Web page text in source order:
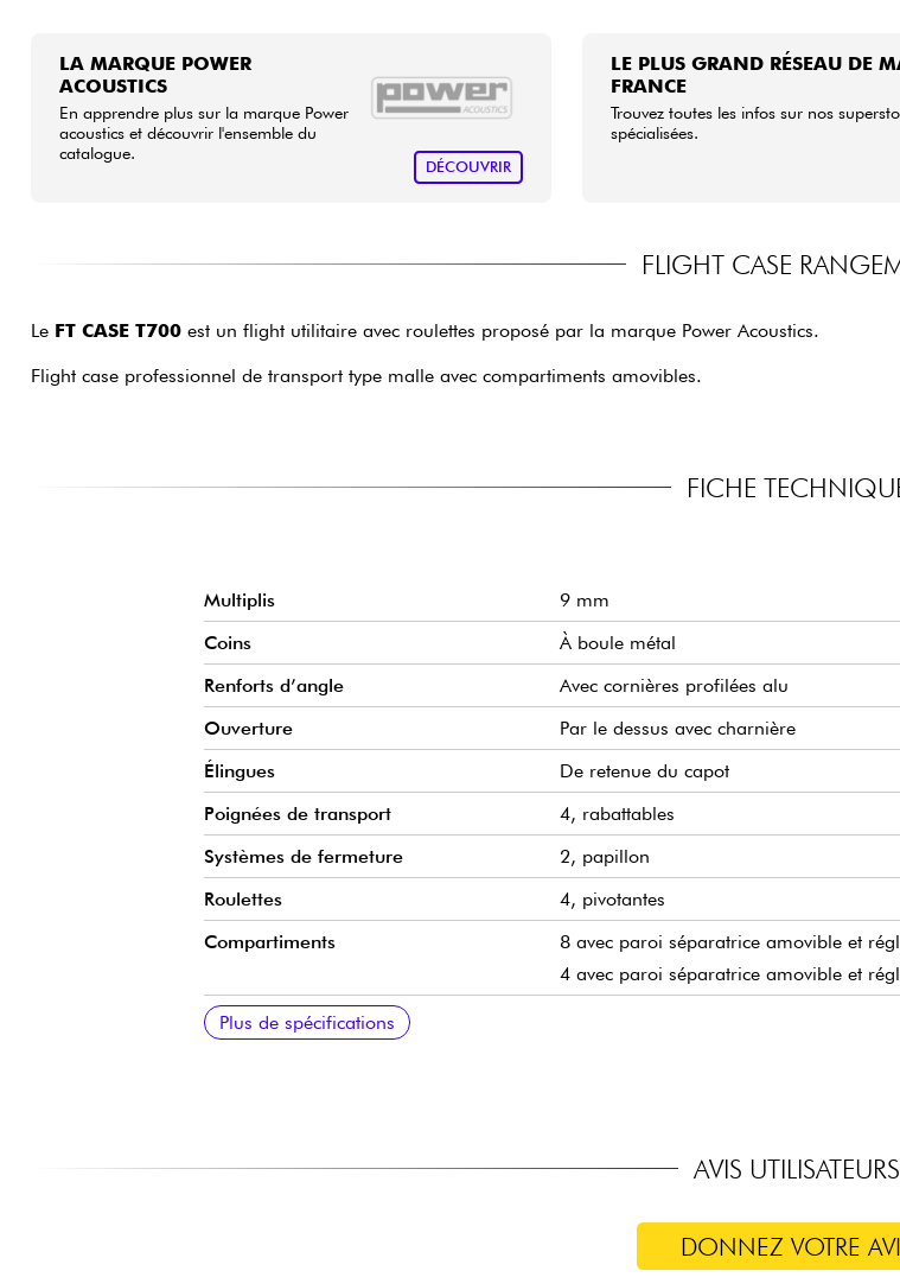
LA MARQUE POWER
ACOUSTICS
En apprendre plus sur la marque Power
acoustics et découvrir l'ensemble du
catalogue.
DÉCOUVRIR
LE PLUS GRAND RÉSEAU DE
FRANCE
Trouvez toutes les infos sur nos
spécialisées.
FLIGHT CASE
Le FT CASE T700est un flight utilitaire avec roulettes proposé par la marque Power Acoustics.
Flight case professionnel de transport type malle avec compartiments amovibles.
FICHE
Multiplis
9 mm
Coins
À boule métal
Renforts d’angle
Avec cornières profilées alu
Ouverture
Par le dessus avec charnière
Élingues
De retenue du capot
Poignées de transport
4, rabattables
Systèmes de fermeture
2, papillon
Roulettes
4, pivotantes
Compartiments
8 avec paroi séparatrice amovible et
4 avec paroi séparatrice amovible et
Dimensions intérieures
Dimensions extérieures hors roulettes
Finition
Poids
Plus de spécifications
AVIS UTILISATEURS
DONNEZ VOTRE